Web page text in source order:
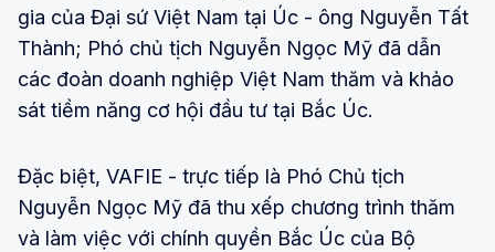
gia của Đại sứ Việt Nam tại Úc - ông Nguyễn Tất
Thành; Phó chủ tịch Nguyễn Ngọc Mỹ đã dẫn
các đoàn doanh nghiệp Việt Nam thăm và khảo
sát tiềm năng cơ hội đầu tư tại Bắc Úc.
Đặc biệt, VAFIE - trực tiếp là Phó Chủ tịch
Nguyễn Ngọc Mỹ đã thu xếp chương trình thăm
và làm việc với chính quyền Bắc Úc của Bộ